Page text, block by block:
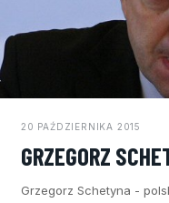
20 PAŹDZIERNIKA 2015
GRZEGORZ
Grzegorz Schetyna -